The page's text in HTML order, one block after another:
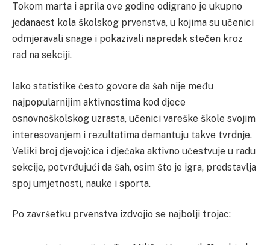
Tokom marta i aprila ove godine odigrano je ukupno
jedanaest kola školskog prvenstva, u kojima su učenici
odmjeravali snage i pokazivali napredak stečen kroz
rad na sekciji.
Iako statistike često govore da šah nije među
najpopularnijim aktivnostima kod djece
osnovnoškolskog uzrasta, učenici vareške škole svojim
interesovanjem i rezultatima demantuju takve tvrdnje.
Veliki broj djevojčica i dječaka aktivno učestvuje u radu
sekcije, potvrđujući da šah, osim što je igra, predstavlja
spoj umjetnosti, nauke i sporta.
Po završetku prvenstva izdvojio se najbolji trojac: